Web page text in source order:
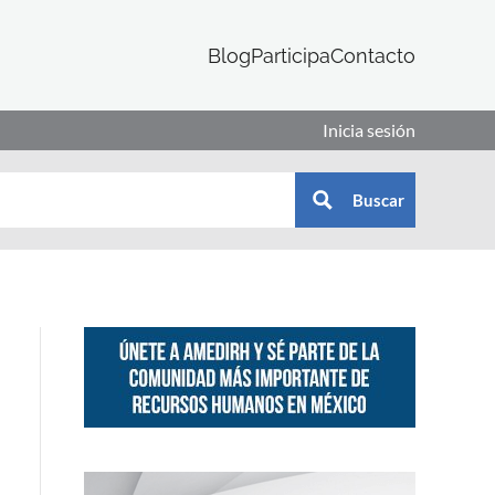
BlogParticipaContacto
Inicia sesión
Buscar